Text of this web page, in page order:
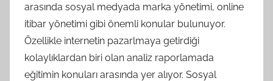
arasında sosyal medyada marka yönetimi, online
itibar yönetimi gibi önemli konular bulunuyor.
Özellikle internetin pazarlmaya getirdiği
kolaylıklardan biri olan analiz raporlamada
eğitimin konuları arasında yer alıyor. Sosyal